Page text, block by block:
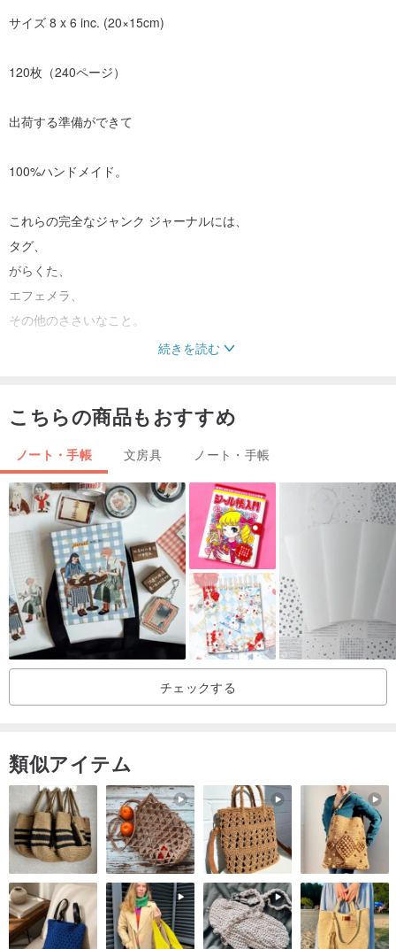
サイズ 8 x 6 inc. (20×15cm)
120枚（240ページ）
出荷する準備ができて
100%ハンドメイド。
これらの完全なジャンク ジャーナルには、
タグ、
がらくた、
エフェメラ、
その他のささいなこと。
続きを読む
こちらの商品もおすすめ
ノート・手帳 文房具 ノート・手帳
チェックする
類似アイテム